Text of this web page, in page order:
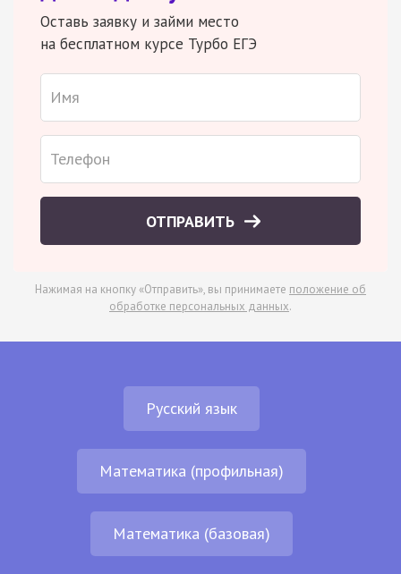
Оставь заявку и займи место
на бесплатном курсе Турбо ЕГЭ
ОТПРАВИТЬ
Нажимая на кнопку «Отправить», вы принимаете положение об
обработке персональных данных.
Русский язык
Математика (профильная)
Математика (базовая)